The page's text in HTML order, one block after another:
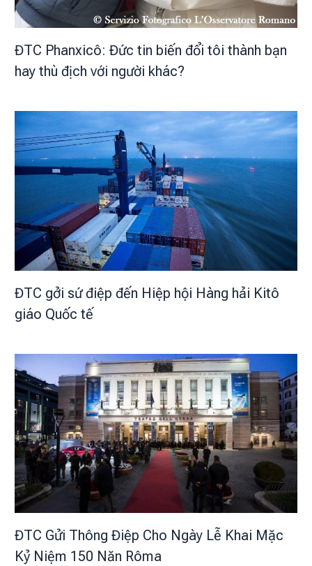
ĐTC Phanxicô: Đức tin biến đổi tôi thành bạn
hay thù địch với người khác?
ĐTC gởi sứ điệp đến Hiệp hội Hàng hải Kitô
giáo Quốc tế
ĐTC Gửi Thông Điệp Cho Ngày Lễ Khai Mặc
Kỷ Niệm 150 Năn Rôma